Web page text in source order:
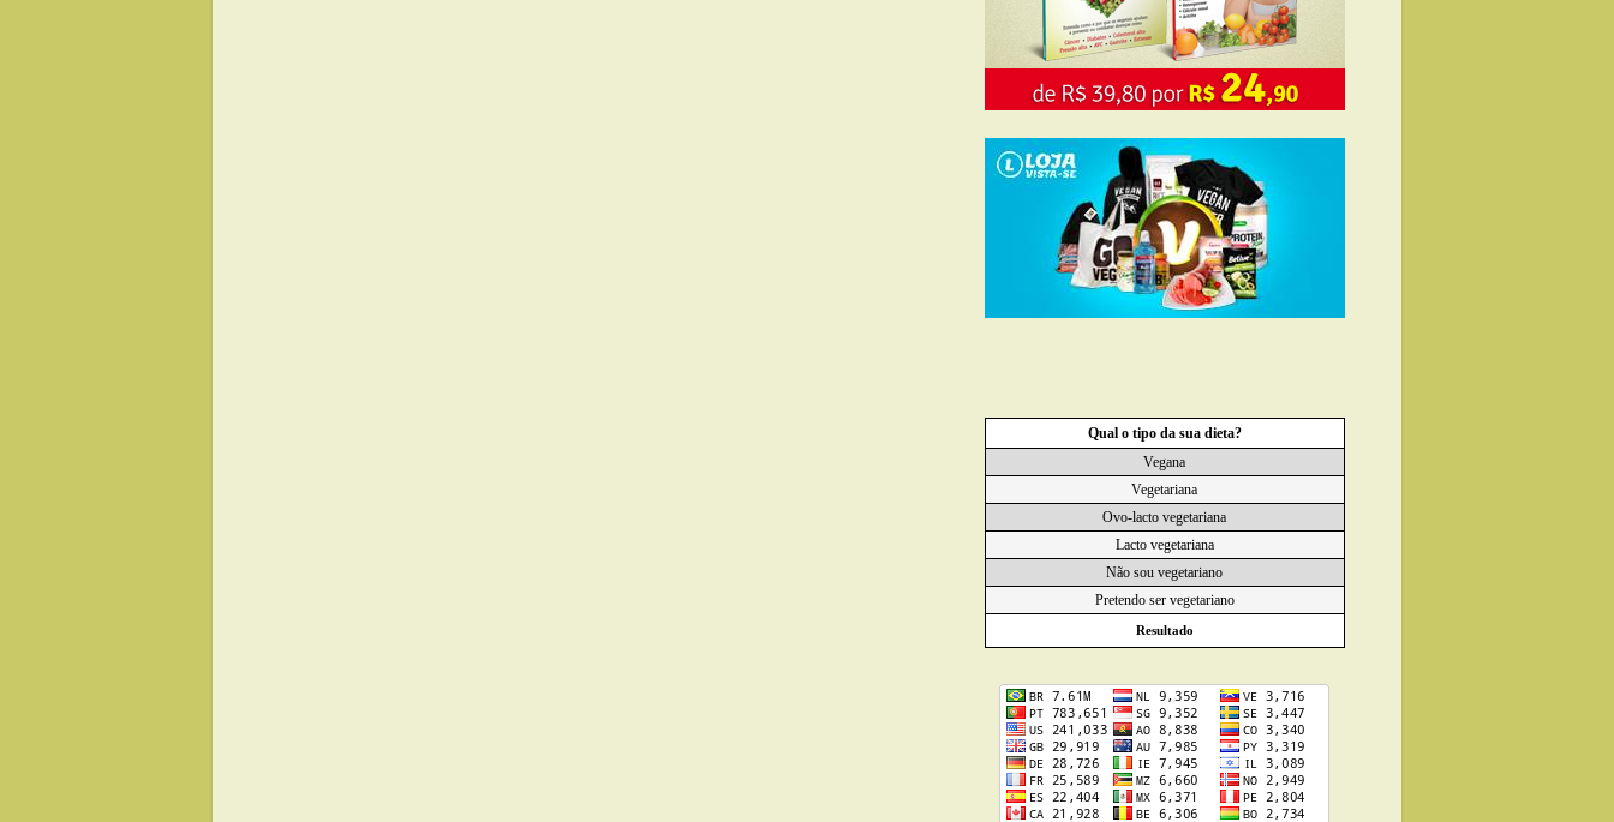
Qual o tipo da sua dieta?
Vegana
Vegetariana
Ovo-lacto vegetariana
Lacto vegetariana
Não sou vegetariano
Pretendo ser vegetariano
Resultado